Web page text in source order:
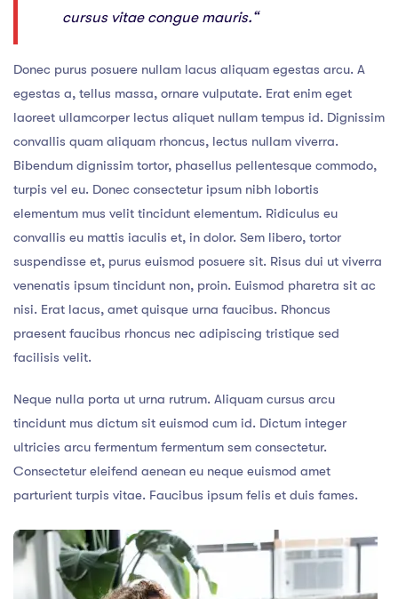
cursus vitae congue mauris.“
Donec purus posuere nullam lacus aliquam egestas arcu. A
egestas a, tellus massa, ornare vulputate. Erat enim eget
laoreet ullamcorper lectus aliquet nullam tempus id. Dignissim
convallis quam aliquam rhoncus, lectus nullam viverra.
Bibendum dignissim tortor, phasellus pellentesque commodo,
turpis vel eu. Donec consectetur ipsum nibh lobortis
elementum mus velit tincidunt elementum. Ridiculus eu
convallis eu mattis iaculis et, in dolor. Sem libero, tortor
suspendisse et, purus euismod posuere sit. Risus dui ut viverra
venenatis ipsum tincidunt non, proin. Euismod pharetra sit ac
nisi. Erat lacus, amet quisque urna faucibus. Rhoncus
praesent faucibus rhoncus nec adipiscing tristique sed
facilisis velit.
Neque nulla porta ut urna rutrum. Aliquam cursus arcu
tincidunt mus dictum sit euismod cum id. Dictum integer
ultricies arcu fermentum fermentum sem consectetur.
Consectetur eleifend aenean eu neque euismod amet
parturient turpis vitae. Faucibus ipsum felis et duis fames.